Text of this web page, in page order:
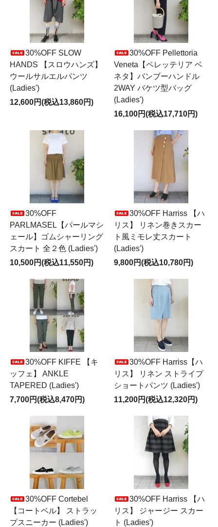
30%OFF SLOW
HANDS 【スロウハンズ】
ウールサルエルパンツ
(Ladies')
12,600円(税込13,860円)
30%OFF Pellettoria
Veneta【ペレッテリア ベ
ネタ】バンブーハンドル
2WAY バケツ型バッグ
(Ladies')
16,100円(税込17,710円)
30%OFF
PARLMASEL【パールマシ
ェール】ゴムシャーリング
スカート 全２色 (Ladies')
10,500円(税込11,550円)
30%OFF Harriss 【ハ
リス】 リネン巻きスカー
ト風ミモレ丈スカート
(Ladies')
9,800円(税込10,780円)
30%OFF KIFFE 【キ
ッフェ】 ANKLE
TAPERED (Ladies')
7,700円(税込8,470円)
30%OFF Harriss【ハ
リス】 リネン ストライプ
ショートパンツ (Ladies')
11,200円(税込12,320円)
30%OFF Cortebel
【コートベル】 ストラッ
プスニーカー (Ladies')
30%OFF Harriss 【ハ
リス】 ジャージー スカー
ト (Ladies')